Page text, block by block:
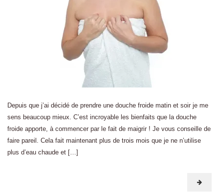
Depuis que j’ai décidé de prendre une douche froide matin et soir je me
sens beaucoup mieux. C’est incroyable les bienfaits que la douche
froide apporte, à commencer par le fait de maigrir ! Je vous conseille de
faire pareil. Cela fait maintenant plus de trois mois que je ne n’utilise
plus d’eau chaude et […]